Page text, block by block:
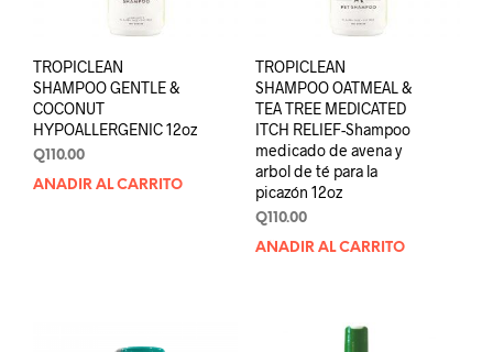
TROPICLEAN
SHAMPOO GENTLE &
COCONUT
HYPOALLERGENIC 12oz
Q 110.00
AÑADIR AL CARRITO
TROPICLEAN
SHAMPOO OATMEAL &
TEA TREE MEDICATED
ITCH RELIEF-Shampoo
medicado de avena y
arbol de té para la
picazón 12oz
Q110.00
AÑADIR AL CARRITO